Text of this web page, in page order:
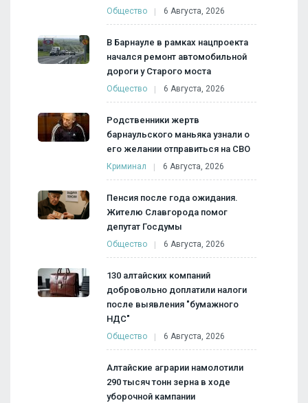
Общество 6 Августа, 2026
В Барнауле в рамках нацпроекта
начался ремонт автомобильной
дороги у Старого моста
Общество 6 Августа, 2026
Родственники жертв
барнаульского маньяка узнали о
его желании отправиться на СВО
Криминал 6 Августа, 2026
Пенсия после года ожидания.
Жителю Славгорода помог
депутат Госдумы
Общество 6 Августа, 2026
130 алтайских компаний
добровольно доплатили налоги
после выявления "бумажного
НДС"
Общество 6 Августа, 2026
Алтайские аграрии намолотили
290 тысяч тонн зерна в ходе
уборочной кампании